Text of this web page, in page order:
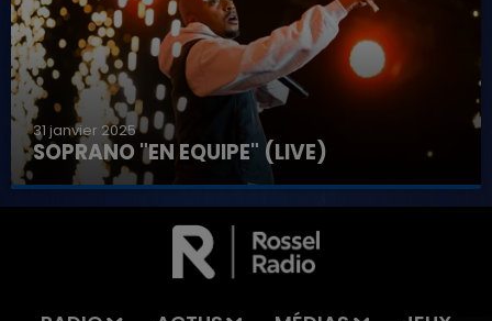
31 janvier 2025
SOPRANO "EN EQUIPE" (LIVE)